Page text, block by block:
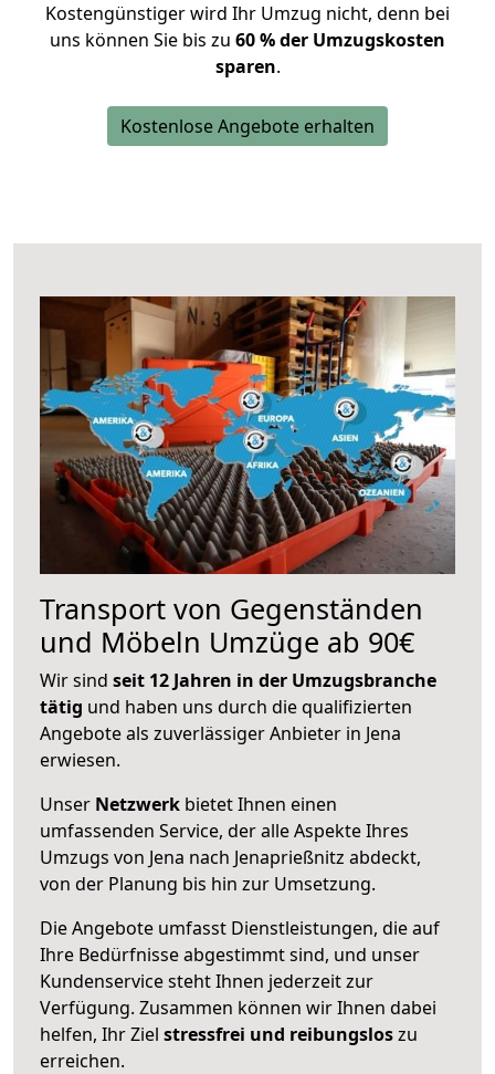
Kostengünstiger wird Ihr Umzug nicht, denn bei
uns können Sie bis zu 60 % der Umzugskosten
sparen.
Kostenlose Angebote erhalten
Transport von Gegenständen
und Möbeln Umzüge ab 90€
Wir sind seit 12 Jahren in der Umzugsbranche
tätig und haben uns durch die qualifizierten
Angebote als zuverlässiger Anbieter in Jena
erwiesen.
Unser Netzwerk bietet Ihnen einen
umfassenden Service, der alle Aspekte Ihres
Umzugs von Jena nach Jenaprießnitz abdeckt,
von der Planung bis hin zur Umsetzung.
Die Angebote umfasst Dienstleistungen, die auf
Ihre Bedürfnisse abgestimmt sind, und unser
Kundenservice steht Ihnen jederzeit zur
Verfügung. Zusammen können wir Ihnen dabei
helfen, Ihr Ziel stressfrei und reibungsloszu
erreichen.